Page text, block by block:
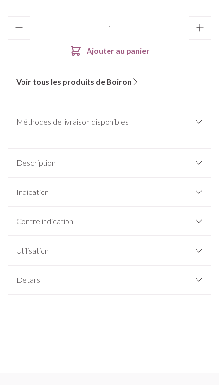
Ajouter au panier
Voir tous les produits de Boiron
Méthodes de livraison disponibles
Description
Indication
Contre indication
Utilisation
Détails